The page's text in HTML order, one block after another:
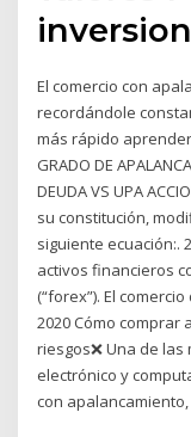
El comercio con
recordándole
más rápido
GRADO DE
DEUDA VS UPA
su constitución,
siguiente ecuación:.
activos financieros
(“forex”). El
2020 Cómo comprar
riesgos❌ Una de
electrónico y
con